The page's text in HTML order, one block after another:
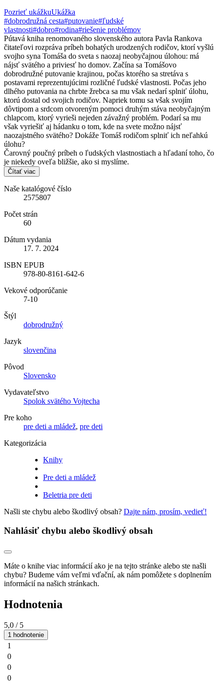
Pozrieť ukážkuUkážka
#dobrodružná cesta#putovanie#ľudské
vlastnosti#dobro#rodina#riešenie problémov
Pútavá kniha renomovaného slovenského autora Pavla Rankova
čitateľovi rozpráva príbeh bohatých urodzených rodičov, ktorí vyšlú
svojho syna Tomáša do sveta s naozaj neobyčajnou úlohou: má
nájsť svätého a priviesť ho domov. Začína sa Tomášovo
dobrodružné putovanie krajinou, počas ktorého sa stretáva s
postavami reprezentujúcimi rozličné ľudské vlastnosti. Počas jeho
dlhého putovania na chrbte žrebca sa mu však nedarí splniť úlohu,
ktorú dostal od svojich rodičov. Napriek tomu sa však svojím
dôvtipom a srdcom otvoreným pomoci druhým stáva neobyčajným
chlapcom, ktorý vyrieši nejeden závažný problém. Podarí sa mu
však vyriešiť aj hádanku o tom, kde na svete možno nájsť
naozajstného svätého? Dokáže Tomáš rodičom splniť ich neľahkú
úlohu?
Čarovný poučný príbeh o ľudských vlastnostiach a hľadaní toho, čo
je niekedy oveľa bližšie, ako si myslíme.
Čítať viac
Naše katalógové číslo
2575807
Počet strán
60
Dátum vydania
17. 7. 2024
ISBN EPUB
978-80-8161-642-6
Vekové odporúčanie
7-10
Štýl
dobrodružný
Jazyk
slovenčina
Pôvod
Slovensko
Vydavateľstvo
Spolok svätého Vojtecha
Pre koho
pre deti a mládež, pre deti
Kategorizácia
Knihy
Pre deti a mládež
Beletria pre deti
Našli ste chybu alebo škodlivý obsah? Dajte nám, prosím, vedieť!
Nahlásiť chybu alebo škodlivý obsah
Máte o knihe viac informácií ako je na tejto stránke alebo ste našli
chybu? Budeme vám veľmi vďační, ak nám pomôžete s doplnením
informácií na našich stránkach.
Hodnotenia
5,0 / 5
1 hodnotenie
1
0
0
0